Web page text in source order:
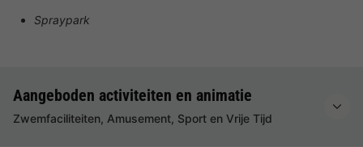
Spraypark
Aangeboden activiteiten en animatie
Zwemfaciliteiten, Amusement, Sport en Vrije Tijd